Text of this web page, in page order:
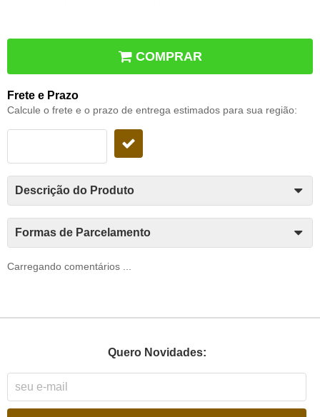
COMPRAR
Frete e Prazo
Calcule o frete e o prazo de entrega estimados para sua região:
Descrição do Produto
Formas de Parcelamento
Carregando comentários ...
Quero Novidades: